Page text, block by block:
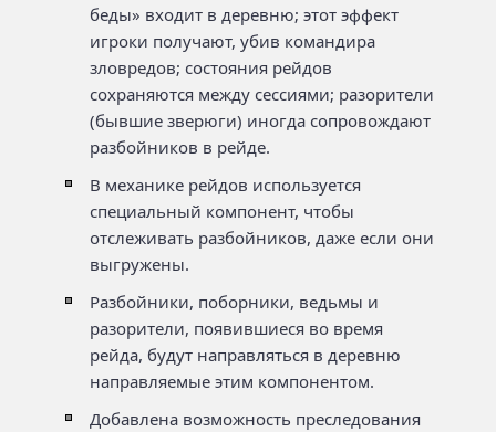
беды» входит в деревню; этот эффект
игроки получают, убив командира
зловредов; состояния рейдов
сохраняются между сессиями; разорители
(бывшие зверюги) иногда сопровождают
разбойников в рейде.
В механике рейдов используется
специальный компонент, чтобы
отслеживать разбойников, даже если они
выгружены.
Разбойники, поборники, ведьмы и
разорители, появившиеся во время
рейда, будут направляться в деревню
направляемые этим компонентом.
Добавлена возможность преследования